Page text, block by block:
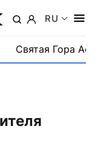
RU
Святая Гора